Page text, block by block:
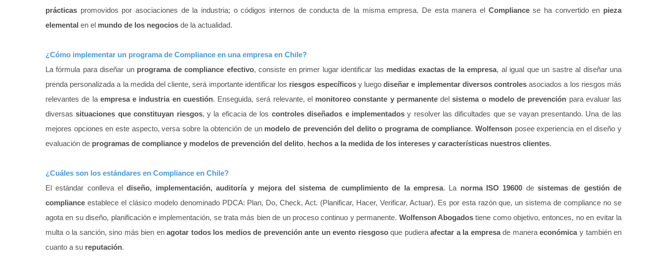
prácticas promovidos por asociaciones de la industria; o códigos internos de conducta de la misma empresa. De esta manera el Compliancese ha convertido en pieza
elemental en el mundo de los negocios de la actualidad.
¿Cómo implementar un programa de Compliance en una empresa en Chile?
La fórmula para diseñar un programa de compliance efectivo, consiste en primer lugar identificar las medidas exactas de la empresa, al igual que un sastre al diseñar una
prenda personalizada a la medida del cliente, será importante identificar los riesgos específicosy luegodiseñar e implementar diversos controlesasociados a los riesgos más
relevantes de la empresa e industria en cuestión. Enseguida, será relevante, el monitoreo constante y permanentedelsistema o modelo de prevención para evaluar las
diversassituaciones que constituyan riesgos, y la eficacia de los controles diseñados e implementadosy resolver las dificultades que se vayan presentando. Una de las
mejores opciones en este aspecto, versa sobre la obtención de un modelo de prevención del delito o programa de compliance.Wolfenson posee experiencia en el diseño y
evaluación de programas de compliance y modelos de prevención del delito, hechos a la medida de los intereses y características nuestros clientes.
¿Cuáles son los estándares en Compliance en Chile?
El estándar conlleva eldiseño, implementación, auditoría y mejora del sistema de cumplimiento de la empresa. La norma ISO 19600 desistemas de gestión de
compliance establece el clásico modelo denominado PDCA: Plan, Do, Check, Act. (Planificar, Hacer, Verificar, Actuar). Es por esta razón que, un sistema de compliance no se
agota en su diseño, planificación e implementación, se trata más bien de un proceso continuo y permanente. Wolfenson Abogadostiene como objetivo, entonces, no en evitar la
multa o la sanción, sino más bien enagotar todos los medios de prevención ante un evento riesgosoque pudieraafectar a la empresade maneraeconómicay también en
cuanto a su reputación.